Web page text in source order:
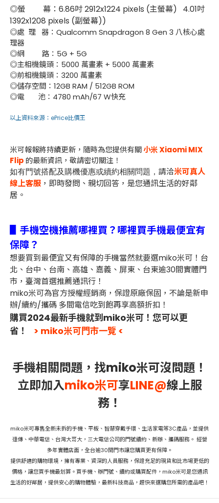
◎螢 幕：6.86吋 2912x1224 pixels (主螢幕) 4.01吋
1392x1208 pixels (副螢幕))
◎處 理 器：Qualcomm Snapdragon 8 Gen 3 八核心處
理器
◎網 路：5G + 5G
◎主相機鏡頭：5000 萬畫素 + 5000 萬畫素
◎前相機鏡頭：3200 萬畫素
◎儲存空間：12GB RAM / 512GB ROM
◎電 池：4780 mAh/67 W快充
以上資料來源： ePrice比價王
米可報報將持續更新，隨時為您提供有關小米 Xiaomi MIX
Flip 的最新資訊，敬請密切關注！
如有門號搭配及購機優惠或續約相關問題， 請洽米可真人
線上客服 ，即時發問、親切回答，是您通訊生活的好鄰
居。
▋手機空機推薦哪裡買？哪裡買手機最便宜有
保障？
想要買到最便宜又有保障的手機當然就要選miko米可！台
北、台中、台南、高雄、嘉義、屏東、台東逾30間實體門
市，臺灣首選推薦通訊行！
miko米可為官方授權經銷商，保證原廠保固，不論是新申
辦/續約/攜碼 多間電信吃到飽再享高額折扣！
購買2024最新手機就到miko米可！您可以更
省！
> miko米可門市一覽 <
手機相關問題，找miko米可沒問題！
立即加入miko米可享LINE@線上服
務！
miko米可專售全新未拆的手機、平板、智慧穿戴手環、生活家電等3C產品，並提供
遠傳、中華電信、台灣大哥大，三大電信公司的門號續約、新辦、攜碼服務。 經營
多年實體店面，全台逾30間門市讓您購買更有保障。
提供舒適的購物環境，擁有專業、資深的人員服務，保證充足的現貨和比市場更低的
價格，讓您買手機最划算。買手機、辦門號、續約或購買配件，miko米可是您通訊
生活的好鄰居，提供安心的購物體驗，最新科技商品，趕快來選購您所需的產品吧！